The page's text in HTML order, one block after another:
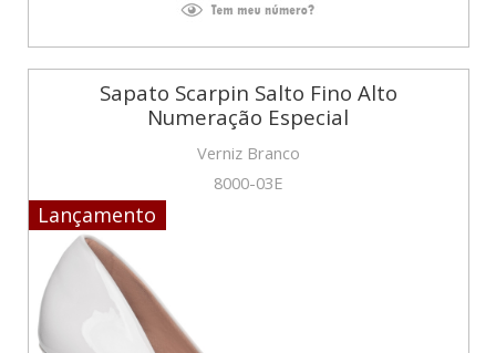
Sapato Scarpin Salto Fino Alto
Numeração Especial
Verniz Branco
8000-03E
Lançamento